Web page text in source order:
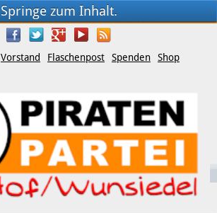
Springe zum Inhalt.
Vorstand Flaschenpost Spenden Shop